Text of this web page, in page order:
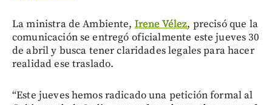
La ministra de Ambiente, Irene Vélez, precisó que la
comunicación se entregó oficialmente este jueves 30
de abril y busca tener claridades legales para hacer
realidad ese traslado.
“Este jueves hemos radicado una petición formal al